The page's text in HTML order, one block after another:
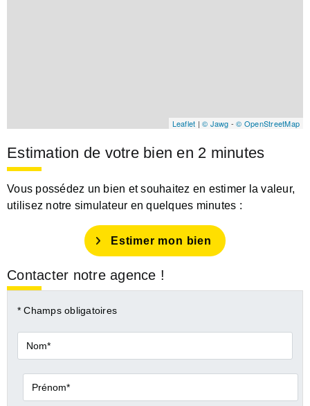
Leaflet | © Jawg -© OpenStreetMap
Estimation de votre bien en 2 minutes
Vous possédez un bien et souhaitez en estimer la valeur,
utilisez notre simulateur en quelques minutes :
Estimer mon bien
Contacter notre agence !
* Champs obligatoires
Nom*
Prénom*